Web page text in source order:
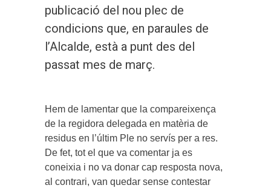
publicació del nou plec de
condicions que, en paraules de
l’Alcalde, està a punt des del
passat mes de març.
Hem de lamentar que la compareixença
de la regidora delegada en matèria de
residus en l’últim Ple no servís per a res.
De fet, tot el que va comentar ja es
coneixia i no va donar cap resposta nova,
al contrari, van quedar sense contestar